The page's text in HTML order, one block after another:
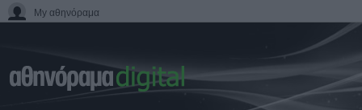
My αθηνόραμα